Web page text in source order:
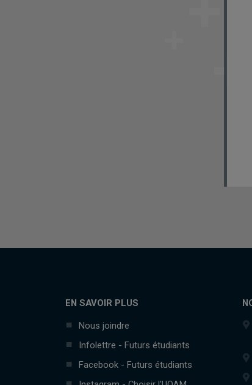
EN SAVOIR PLUS
Nous joindre
Infolettre - Futurs étudiants
Facebook - Futurs étudiants